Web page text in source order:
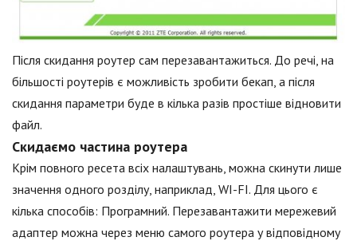
Після скидання роутер сам перезавантажиться. До речі, на
більшості роутерів є можливість зробити бекап, а після
скидання параметри буде в кілька разів простіше відновити
файл.
Скидаємо частина роутера
Крім повного ресета всіх налаштувань, можна скинути лише
значення одного розділу, наприклад, WI-FI. Для цього є
кілька способів: Програмний. Перезавантажити мережевий
адаптер можна через меню самого роутера у відповідному